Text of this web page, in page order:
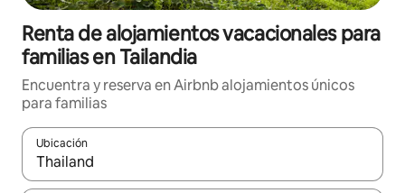
Renta de alojamientos vacacionales para
familias en Tailandia
Encuentra y reserva en Airbnb alojamientos únicos
para familias
Ubicación
Cuando los resultados estén disponibles, podrás navegar